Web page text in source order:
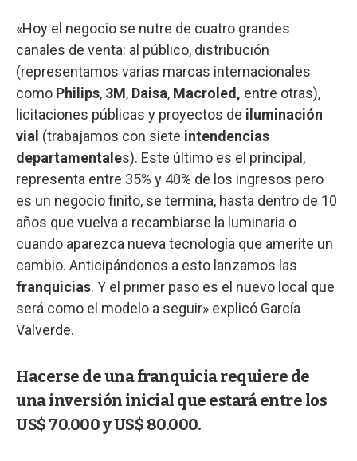
«Hoy el negocio se nutre de cuatro grandes
canales de venta: al público, distribución
(representamos varias marcas internacionales
como Philips, 3M, Daisa, Macroled, entre otras),
licitaciones públicas y proyectos de iluminación
vial (trabajamos con siete intendencias
departamentales). Este último es el principal,
representa entre 35% y 40% de los ingresos pero
es un negocio finito, se termina, hasta dentro de 10
años que vuelva a recambiarse la luminaria o
cuando aparezca nueva tecnología que amerite un
cambio. Anticipándonos a esto lanzamos las
franquicias. Y el primer paso es el nuevo local que
será como el modelo a seguir» explicó García
Valverde.
Hacerse de una franquicia requiere de
una inversión inicial que estará entre los
US$ 70.000 y US$ 80.000.